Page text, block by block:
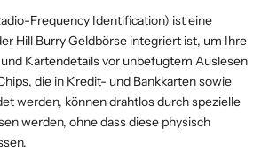
Frequency Identification) ist eine
Hill Burry Geldbörse integriert ist, um Ihre
Kartendetails vor unbefugtem Auslesen
die in Kredit- und Bankkarten sowie
werden, können drahtlos durch spezielle
werden, ohne dass diese physisch